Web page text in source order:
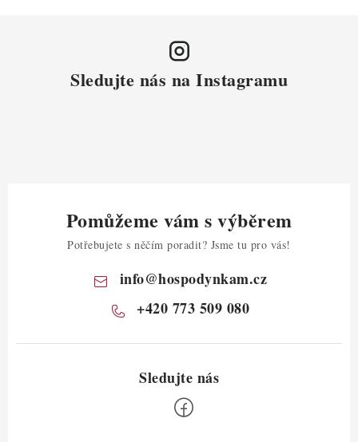
Sledujte nás na Instagramu
Pomůžeme vám s výběrem
Potřebujete s něčím poradit? Jsme tu pro vás!
info@hospodynkam.cz
+420 773 509 080